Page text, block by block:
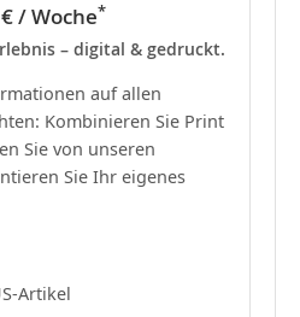
/ Woche*
– digital & gedruckt.
auf allen
Kombinieren Sie Print
Sie von unseren
Sie Ihr eigenes
Artikel